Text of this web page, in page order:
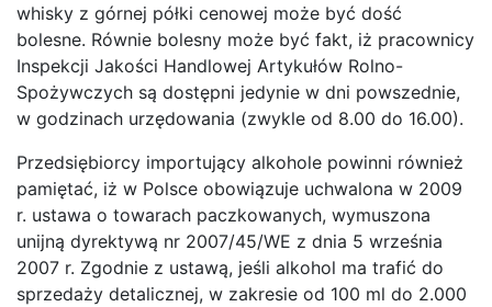
whisky z górnej półki cenowej może być dość
bolesne. Równie bolesny może być fakt, iż pracownicy
Inspekcji Jakości Handlowej Artykułów Rolno-
Spożywczych są dostępni jedynie w dni powszednie,
w godzinach urzędowania (zwykle od 8.00 do 16.00).
Przedsiębiorcy importujący alkohole powinni również
pamiętać, iż w Polsce obowiązuje uchwalona w 2009
r. ustawa o towarach paczkowanych, wymuszona
unijną dyrektywą nr 2007/45/WE z dnia 5 września
2007 r. Zgodnie z ustawą, jeśli alkohol ma trafić do
sprzedaży detalicznej, w zakresie od 100 ml do 2.000